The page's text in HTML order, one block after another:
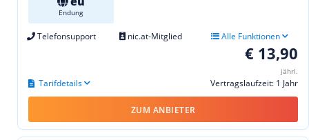
Endung
Telefonsupport nic.at-Mitglied Alle Funktionen
€ 13,90
jährl.
Vertragslaufzeit: 1 Jahr
Tarifdetails
ZUM ANBIETER